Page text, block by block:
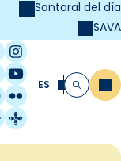
Santoral del día
SAVA
Instagram
Twitter
YouTube
Flickr
Estel
Catalunya
ES Buscar